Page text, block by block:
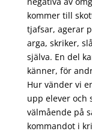
kommer till
tjafsar, agerar
arga, skriker,
själva. En del
känner, för
Hur vänder vi
upp elever och
välmående på
kommandot i